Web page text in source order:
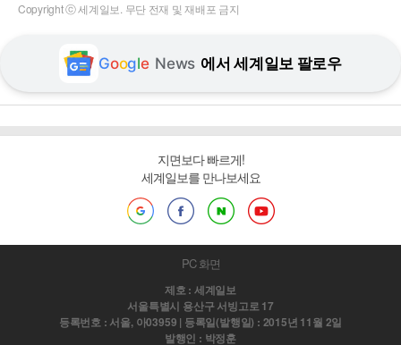
Copyright ⓒ 세계일보. 무단 전재 및 재배포 금지
Google News 에서 세계일보 팔로우
지면보다 빠르게!
세계일보를 만나보세요
PC 화면
제호 : 세계일보
서울특별시 용산구 서빙고로 17
등록번호 : 서울, 아03959 | 등록일(발행일) : 2015년 11월 2일
발행인 : 박정훈